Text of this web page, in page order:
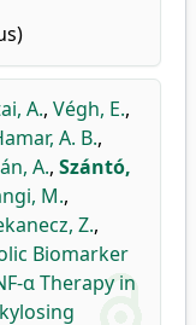
A., Végh, E.,
A. B.,
A., Szántó,
M.,
Z.,
Biomarker
α Therapy in